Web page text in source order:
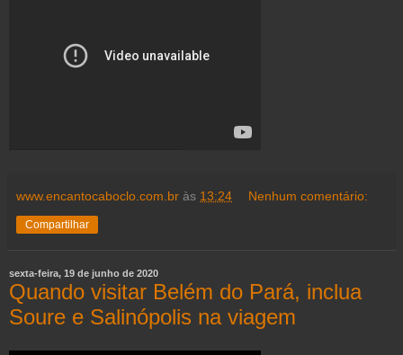
www.encantocaboclo.com.br às 13:24 Nenhum comentário:
Compartilhar
sexta-feira, 19 de junho de 2020
Quando visitar Belém do Pará, inclua
Soure e Salinópolis na viagem